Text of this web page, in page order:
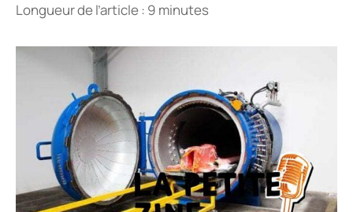
Longueur de l’article : 9 minutes